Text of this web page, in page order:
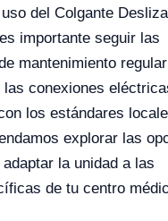
del Colgante
importante seguir las
mantenimiento
las conexiones
los estándares
explorar las
la unidad a las
de tu centro